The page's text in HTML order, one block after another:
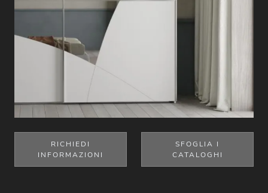
RICHIEDI
INFORMAZIONI
SFOGLIA I
CATALOGHI